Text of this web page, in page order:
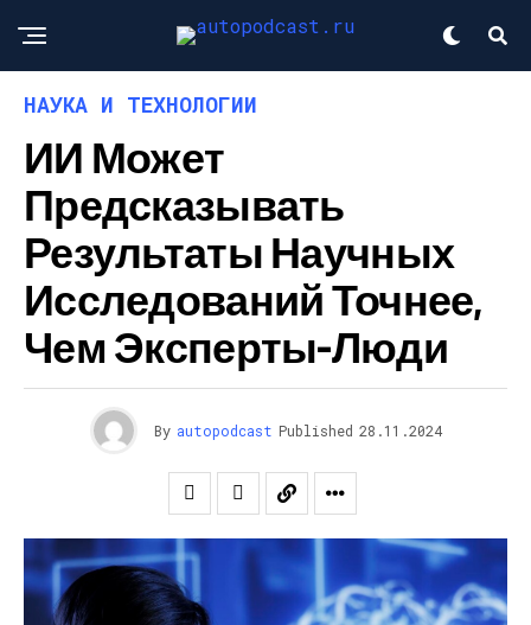
НАУКА И ТЕХНОЛОГИИ
ИИ Может
Предсказывать
Результаты Научных
Исследований Точнее,
Чем Эксперты-Люди
By autopodcast Published 28.11.2024